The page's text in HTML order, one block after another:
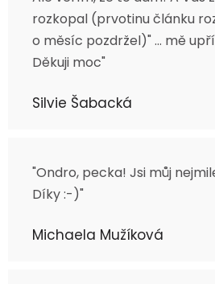
rozkopal (prvotinu článku
o měsíc pozdržel)" ... mě
Děkuji moc"
Silvie Šabacká
"Ondro, pecka! Jsi můj
Díky :-)"
Michaela Mužíková